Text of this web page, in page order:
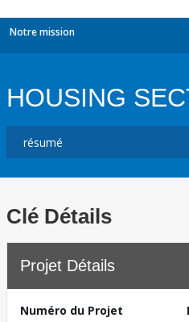
Notre mission
HOUSING
Clé Détails
Projet Détails
Numéro du Projet